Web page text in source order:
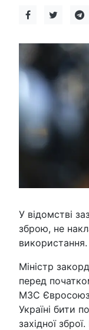
У відомстві
зброю, не
використання.
Міністр
перед
МЗС
Україні бити
західної